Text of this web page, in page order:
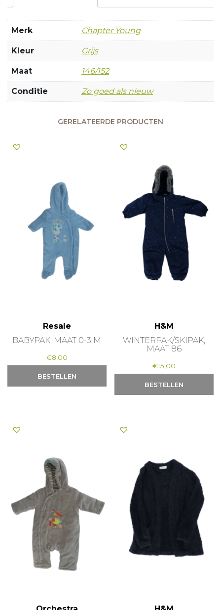
Merk Chapter Young
Kleur Grijs
Maat 146/152
Conditie Zo goed als nieuw
GERELATEERDE PRODUCTEN
Resale
BABYPAK, MAAT 0-3 M
€8,00
BESTELLEN
H&M
WINTERPAK/SKIPAK,
MAAT 86
€15,00
BESTELLEN